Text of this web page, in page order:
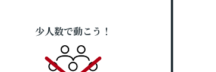
少人数で動こう！